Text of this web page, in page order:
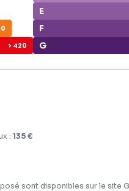
> 420
E
F
G
: 135 €
sont disponibles sur le site